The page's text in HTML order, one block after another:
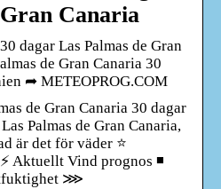
Canaria
dagar Las Palmas de Gran
de Gran Canaria 30
➦ METEOPROG.COM
de Gran Canaria 30 dagar
Palmas de Gran Canaria,
är det för väder ⭐
Aktuellt Vind prognos ◾
⋙